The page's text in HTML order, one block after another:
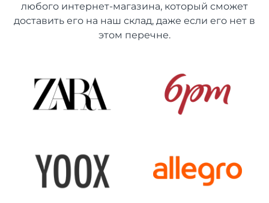
любого интернет-магазина, который сможет
доставить его на наш склад, даже если его нет в
этом перечне.